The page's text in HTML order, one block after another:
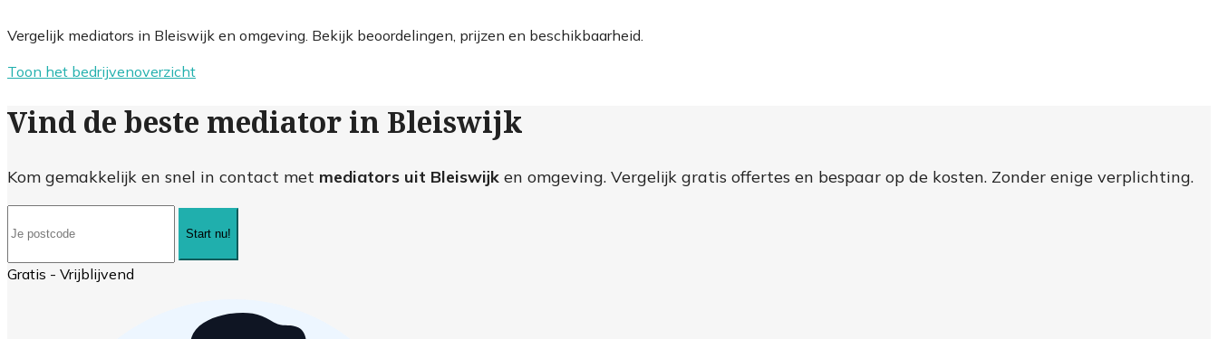
Vergelijk mediators in Bleiswijk en omgeving. Bekijk beoordelingen, prijzen en beschikbaarheid.
Toon het bedrijvenoverzicht
Vind de beste mediator in Bleiswijk
Kom gemakkelijk en snel in contact met mediators uit Bleiswijk en omgeving. Vergelijk gratis offertes en bespaar op de kosten. Zonder enige verplichting.
Start nu!
Gratis - Vrijblijvend